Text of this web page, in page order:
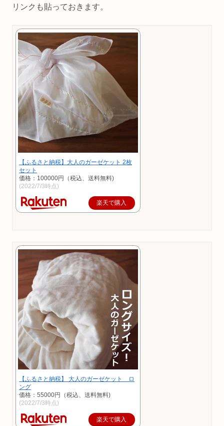
リンクも貼っておきます。
【ふるさと納税】大人のガーゼケット 2枚
セット
価格：100000円（税込、送料無料)
(2022/7/3時点)
楽天で購入
【ふるさと納税】 大人のガーゼケット ロ
ング
価格：55000円（税込、送料無料)
(2022/7/3時点)
楽天で購入